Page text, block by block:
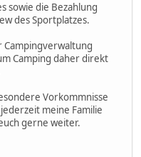
sowie die Bezahlung
des Sportplatzes.
Campingverwaltung
Camping daher direkt
Vorkommnisse
meine Familie
gerne weiter.